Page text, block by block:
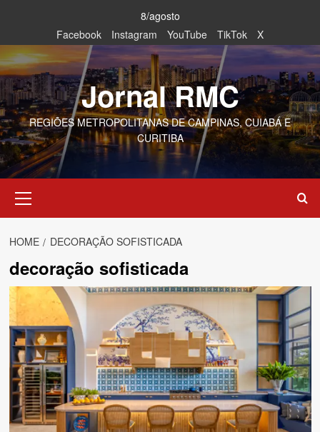
content
8/agosto
Facebook
Instagram YouTube TikTok X
Jornal RMC
REGIÕES METROPOLITANAS DE CAMPINAS, CUIABÁ E
CURITIBA
Menu
HOME DECORAÇÃO SOFISTICADA
decoração sofisticada